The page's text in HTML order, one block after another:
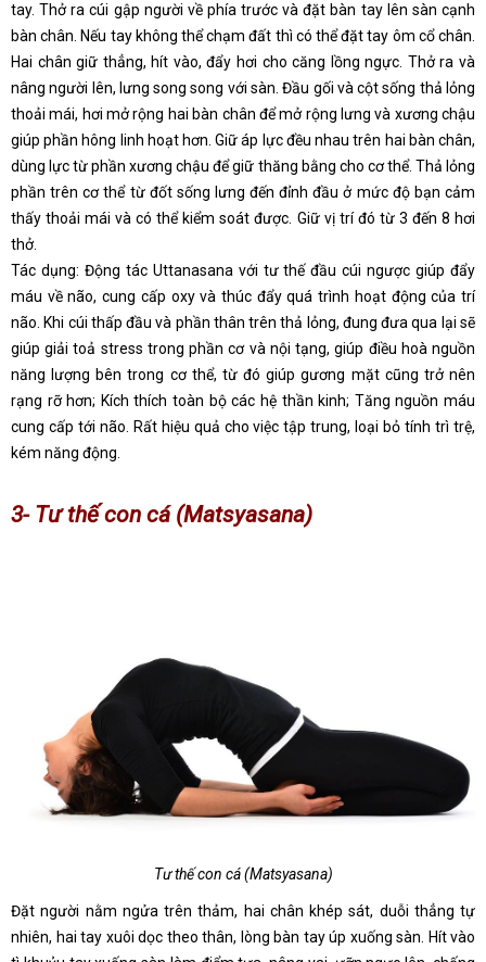
tay. Thở ra cúi gập người về phía trước và đặt bàn tay lên sàn cạnh
bàn chân. Nếu tay không thể chạm đất thì có thể đặt tay ôm cổ chân.
Hai chân giữ thẳng, hít vào, đẩy hơi cho căng lồng ngực. Thở ra và
nâng người lên, lưng song song với sàn. Đầu gối và cột sống thả lỏng
thoải mái, hơi mở rộng hai bàn chân để mở rộng lưng và xương chậu
giúp phần hông linh hoạt hơn. Giữ áp lực đều nhau trên hai bàn chân,
dùng lực từ phần xương chậu để giữ thăng bằng cho cơ thể. Thả lỏng
phần trên cơ thể từ đốt sống lưng đến đỉnh đầu ở mức độ bạn cảm
thấy thoải mái và có thể kiểm soát được. Giữ vị trí đó từ 3 đến 8 hơi
thở.
Tác dụng: Động tác Uttanasana với tư thế đầu cúi ngược giúp đẩy
máu về não, cung cấp oxy và thúc đẩy quá trình hoạt động của trí
não. Khi cúi thấp đầu và phần thân trên thả lỏng, đung đưa qua lại sẽ
giúp giải toả stress trong phần cơ và nội tạng, giúp điều hoà nguồn
năng lượng bên trong cơ thể, từ đó giúp gương mặt cũng trở nên
rạng rỡ hơn; Kích thích toàn bộ các hệ thần kinh; Tăng nguồn máu
cung cấp tới não. Rất hiệu quả cho việc tập trung, loại bỏ tính trì trệ,
kém năng động.
3- Tư thế con cá (Matsyasana)
Tư thế con cá (Matsyasana)
Đặt người nằm ngửa trên thảm, hai chân khép sát, duỗi thẳng tự
nhiên, hai tay xuôi dọc theo thân, lòng bàn tay úp xuống sàn. Hít vào